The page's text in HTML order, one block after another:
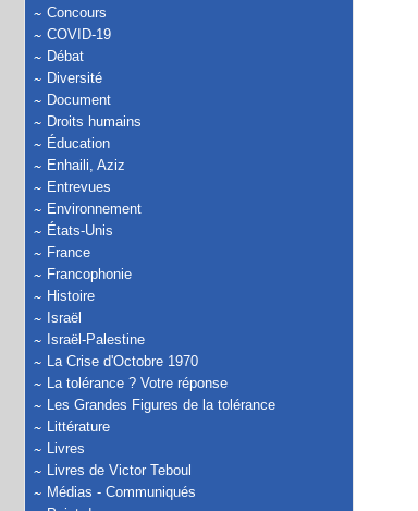
Concours
COVID-19
Débat
Diversité
Document
Droits humains
Éducation
Enhaili, Aziz
Entrevues
Environnement
États-Unis
France
Francophonie
Histoire
Israël
Israël-Palestine
La Crise d'Octobre 1970
La tolérance ? Votre réponse
Les Grandes Figures de la tolérance
Littérature
Livres
Livres de Victor Teboul
Médias - Communiqués